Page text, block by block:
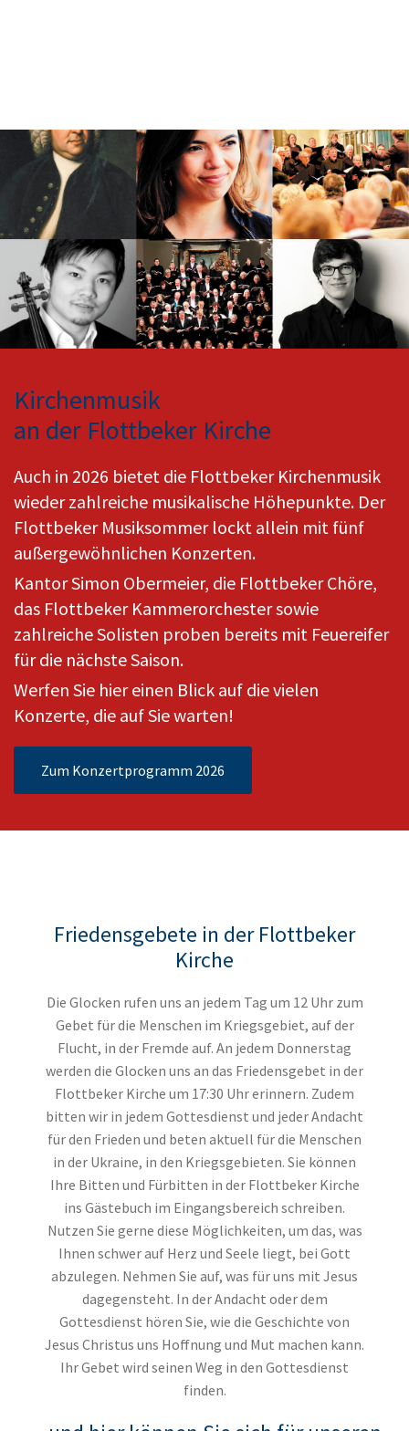
Kirchenmusik
an der Flottbeker Kirche
Auch in 2026 bietet die Flottbeker Kirchenmusik
wieder zahlreiche musikalische Höhepunkte. Der
Flottbeker Musiksommer lockt allein mit fünf
außergewöhnlichen Konzerten.
Kantor Simon Obermeier, die Flottbeker Chöre,
das Flottbeker Kammerorchester sowie
zahlreiche Solisten proben bereits mit Feuereifer
für die nächste Saison.
Werfen Sie hier einen Blick auf die vielen
Konzerte, die auf Sie warten!
Zum Konzertprogramm 2026
Friedensgebete in der Flottbeker
Kirche
Die Glocken rufen uns an jedem Tag um 12 Uhr zum
Gebet für die Menschen im Kriegsgebiet, auf der
Flucht, in der Fremde auf. An jedem Donnerstag
werden die Glocken uns an das Friedensgebet in der
Flottbeker Kirche um 17:30 Uhr erinnern. Zudem
bitten wir in jedem Gottesdienst und jeder Andacht
für den Frieden und beten aktuell für die Menschen
in der Ukraine, in den Kriegsgebieten. Sie können
Ihre Bitten und Fürbitten in der Flottbeker Kirche
ins Gästebuch im Eingangsbereich schreiben.
Nutzen Sie gerne diese Möglichkeiten, um das, was
Ihnen schwer auf Herz und Seele liegt, bei Gott
abzulegen. Nehmen Sie auf, was für uns mit Jesus
dagegensteht. In der Andacht oder dem
Gottesdienst hören Sie, wie die Geschichte von
Jesus Christus uns Hoffnung und Mut machen kann.
Ihr Gebet wird seinen Weg in den Gottesdienst
finden.